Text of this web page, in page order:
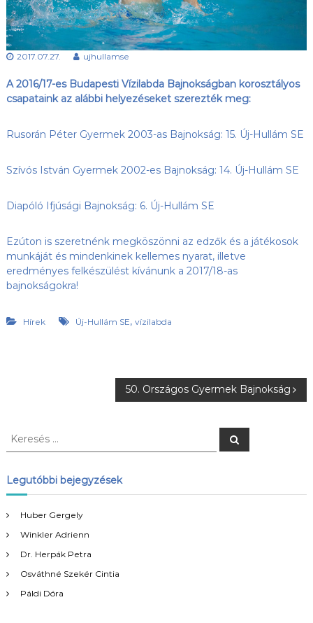
s
ü
l
e
t
l
u
b
,
a
Ú
j
u
á
E
o
n
l
a
2017.07.27. ujhullamse
A 2016/17-es Budapesti Vízilabda Bajnokságban korosztályos
csapataink az alábbi helyezéseket szerezték meg:
Rusorán Péter Gyermek 2003-as Bajnokság: 15. Új-Hullám SE
Szívós István Gyermek 2002-es Bajnokság: 14. Új-Hullám SE
Diapóló Ifjúsági Bajnokság: 6. Új-Hullám SE
Ezúton is szeretnénk megköszönni az edzők és a játékosok
munkáját és mindenkinek kellemes nyarat, illetve
eredményes felkészülést kívánunk a 2017/18-as
bajnokságokra!
Hírek Új-Hullám SE, vízilabda
j
e
g
y
z
50. Országos Gyermek Bajnokság
K
e
s
s
:
K
e
s
Legutóbbi bejegyzések
Huber Gergely
Winkler Adrienn
Dr. Herpák Petra
Osváthné Szekér Cintia
Páldi Dóra